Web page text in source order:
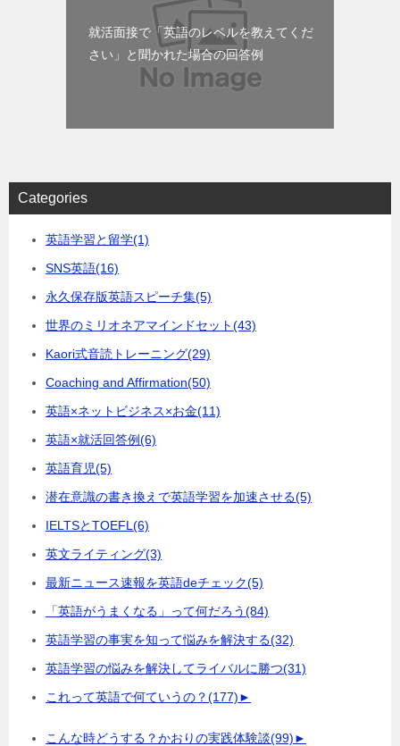
就活面接で「英語のレベルを教えてくだ
さい」と聞かれた場合の回答例
Categories
英語学習と留学(1)
SNS英語(16)
永久保存版英語スピーチ集(5)
世界のミリオネアマインドセット(43)
Kaori式音読トレーニング(29)
Coaching and Affirmation(50)
英語×ネットビジネス×お金(11)
英語×就活回答例(6)
英語育児(5)
潜在意識の書き換えで英語学習を加速させる(5)
IELTSとTOEFL (6)
英文ライティング(3)
最新ニュース速報を英語deチェック(5)
「英語がうまくなる」って何だろう(84)
英語学習の事実を知って悩みを解決する(32)
英語学習の悩みを解決してライバルに勝つ(31)
これって英語で何ていうの？(177)►
こんな時どうする？かおりの実践体験談(99)►